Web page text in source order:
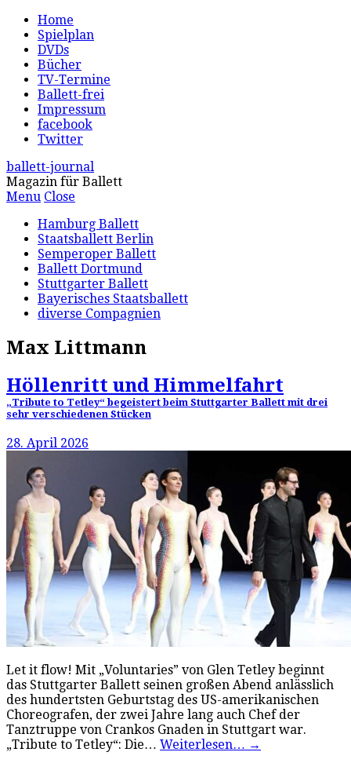
Home
Spielplan
DVDs
Bücher
TV-Termine
Ballett-frei
Impressum
facebook
Twitter
ballett-journal
Magazin für Ballett
Menu Close
Hamburg Ballett
Staatsballett Berlin
Semperoper Ballett
Ballett Dortmund
Stuttgarter Ballett
Bayerisches Staatsballett
diverse Compagnien
Max Littmann
Höllenritt und Himmelfahrt
„Tribute to Tetley“ begeistert beim Stuttgarter Ballett mit drei
sehr verschiedenen Stücken
28. April 2026
Let it flow! Mit „Voluntaries” von Glen Tetley beginnt
das Stuttgarter Ballett seinen großen Abend anlässlich
des hundertsten Geburtstag des US-amerikanischen
Choreografen, der zwei Jahre lang auch Chef der
Tanztruppe von Crankos Gnaden in Stuttgart war.
„Tribute to Tetley“: Die… Weiterlesen… →